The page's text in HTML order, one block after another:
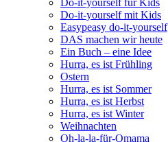
Do-it-yourself für Kids
Do-it-yourself mit Kids
Easypeasy do-it-yourself
DAS machen wir heute
Ein Buch – eine Idee
Hurra, es ist Frühling
Ostern
Hurra, es ist Sommer
Hurra, es ist Herbst
Hurra, es ist Winter
Weihnachten
Oh-la-la-für-Omama